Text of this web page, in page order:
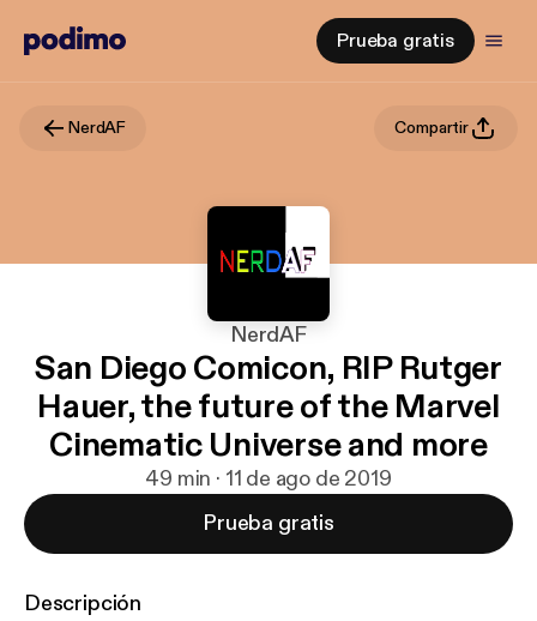
Prueba gratis
NerdAF Compartir
NerdAF
San Diego Comicon, RIP Rutger
Hauer, the future of the Marvel
Cinematic Universe and more
49 min · 11 de ago de 2019
Prueba gratis
Descripción